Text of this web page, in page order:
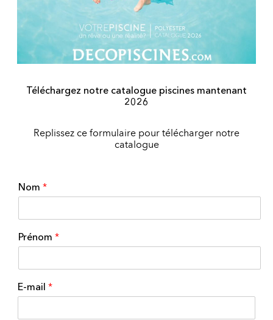
Téléchargez notre catalogue piscines mantenant
2026
Replissez ce formulaire pour télécharger notre
catalogue
Nom *
Prénom *
E-mail *